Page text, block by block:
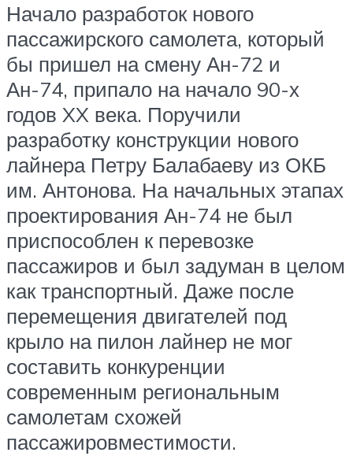
Начало разработок нового
пассажирского самолета, который
бы пришел на смену Ан-72 и
Ан-74, припало на начало 90-х
годов XX века. Поручили
разработку конструкции нового
лайнера Петру Балабаеву из ОКБ
им. Антонова. На начальных этапах
проектирования Ан-74 не был
приспособлен к перевозке
пассажиров и был задуман в целом
как транспортный. Даже после
перемещения двигателей под
крыло на пилон лайнер не мог
составить конкуренции
современным региональным
самолетам схожей
пассажировместимости.